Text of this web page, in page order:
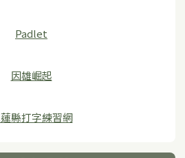
Padlet
因雄崛起
縣打字練習網